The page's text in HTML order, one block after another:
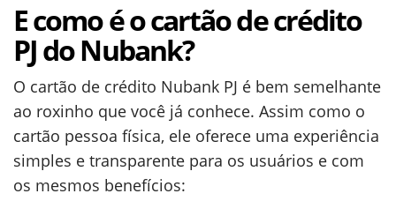
E como é o cartão de crédito
PJ do Nubank?
O cartão de crédito Nubank PJ é bem semelhante
ao roxinho que você já conhece. Assim como o
cartão pessoa física, ele oferece uma experiência
simples e transparente para os usuários e com
os mesmos benefícios: